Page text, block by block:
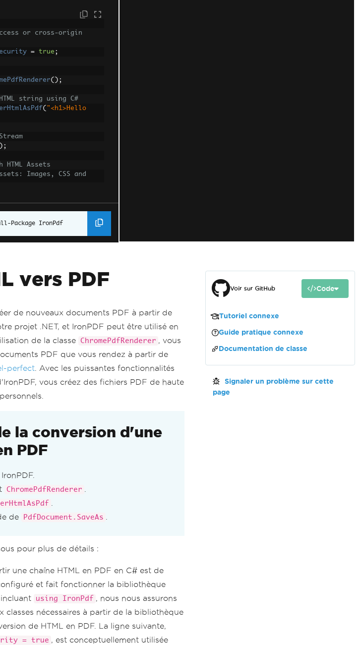
or cross-origin
= true ;
();
string using C#
( "<h1>Hello
);
HTML Assets
Images, CSS and
assets from
.RenderHtmlAsPdf("
, @"C:\site\assets\"
);
Package IronPdf
vers PDF
de nouveaux documents PDF à partir de
projet .NET, et IronPDF peut être utilisé en
de la classe ChromePdfRenderer , vous
PDF que vous rendez à partir de
perfect . Avec les puissantes fonctionnalités
vous créez des fichiers PDF de haute
la conversion d'une
PDF
ChromePdfRenderer
de
PdfDocument.SaveAs
pour plus de détails :
une chaîne HTML en PDF en C# est de
et fait fonctionner la bibliothèque
using IronPdf , nous nous assurons
classes nécessaires à partir de la bibliothèque
de HTML en PDF. La ligne suivante,
= true , est conceptuellement utilisée
Voir sur GitHub Code
Tutoriel connexe
Guide pratique connexe
Documentation de classe
Signaler un problème sur cette
page